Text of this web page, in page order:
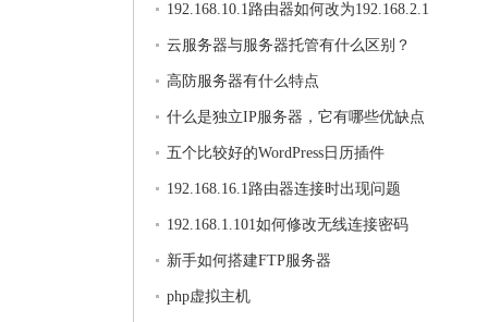
192.168.10.1路由器如何改为192.168.2.1
云服务器与服务器托管有什么区别？
高防服务器有什么特点
什么是独立IP服务器，它有哪些优缺点
五个比较好的WordPress日历插件
192.168.16.1路由器连接时出现问题
192.168.1.101如何修改无线连接密码
新手如何搭建FTP服务器
php虚拟主机